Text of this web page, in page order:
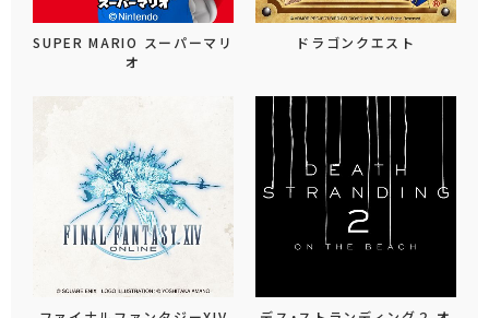
SUPER MARIO スーパーマリ
オ
ドラゴンクエスト